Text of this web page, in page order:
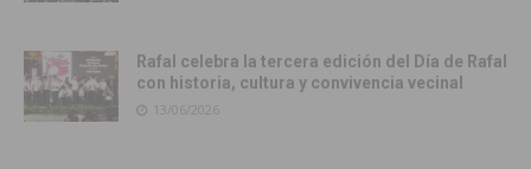
Rafal celebra la tercera edición del Día de Rafal
con historia, cultura y convivencia vecinal
13/06/2026